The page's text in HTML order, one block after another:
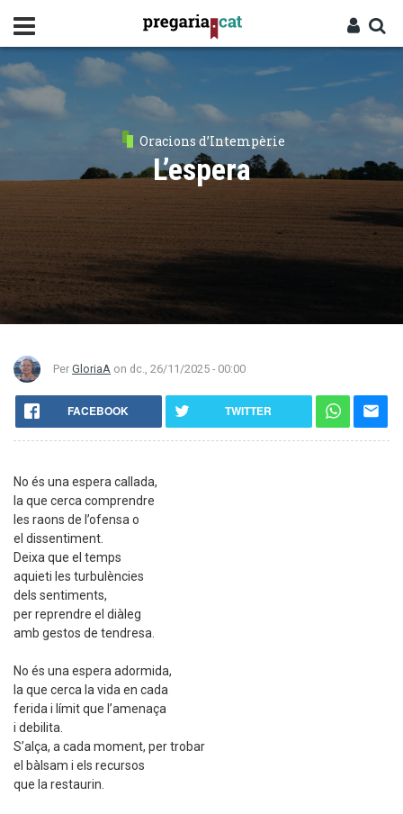
contingut
Oracions d’Intempèrie
L’espera
Per GloriaA on dc., 26/11/2025 - 00:00
FACEBOOK TWITTER
No és una espera callada,
la que cerca comprendre
les raons de l’ofensa o
el dissentiment.
Deixa que el temps
aquieti les turbulències
dels sentiments,
per reprendre el diàleg
amb gestos de tendresa.
No és una espera adormida,
la que cerca la vida en cada
ferida i límit que l’amenaça
i debilita.
S’alça, a cada moment, per trobar
el bàlsam i els recursos
que la restaurin.